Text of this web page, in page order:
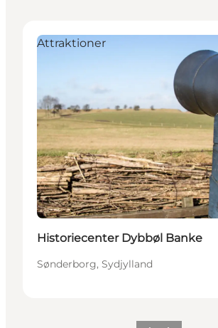
Attraktioner
Historiecenter Dybbøl Banke
Sønderborg, Sydjylland